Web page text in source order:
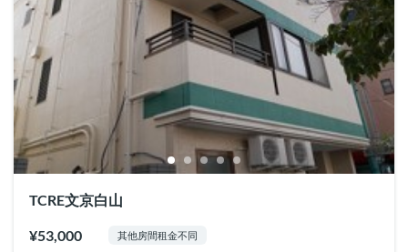
TCRE文京白山
¥53,000 其他房間租金不同